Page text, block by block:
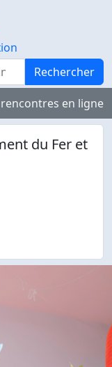
Rechercher
rencontres en ligne
du Fer et